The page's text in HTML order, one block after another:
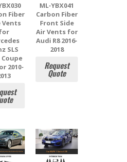
Fiber
Vents
SLS
Coupe
2010-
ML-YBX041
Carbon Fiber
Front Side
Air Vents for
Audi R8 2016-
2018
Request
Quote